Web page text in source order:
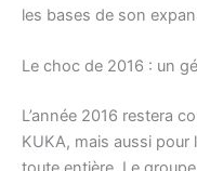
les bases de son
Le choc de 2016 : un
L’année 2016 restera
KUKA, mais aussi pour